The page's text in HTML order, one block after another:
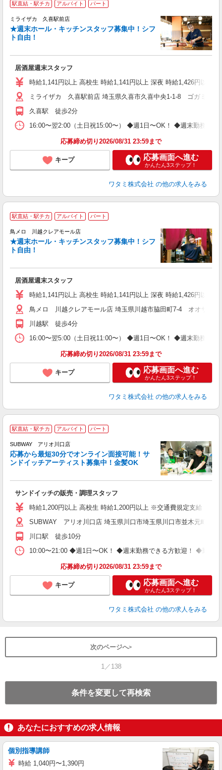
駅直結・駅チカ アルバイト パート
ミライザカ 久喜駅前店
★週末ホール・キッチンスタッフ募集中！シフ
ト自由！
居酒屋週末スタッフ
時給1,141円以上 高校生 時給1,141円以上 深夜 時給1,426円以上
ミライザカ 久喜駅前店 埼玉県久喜市久喜中央1-1-8 ゴガミビル
久喜駅 徒歩2分
16:00〜翌2:00（土日祝15:00〜） ◆週1日〜OK！ ◆週末勤務で
応募締め切り2026/08/31 23:59まで
キープ 応募画面へ進む
かんたん3ステップ！
ワタミ株式会社 の他の求人をみる
駅直結・駅チカ アルバイト パート
鳥メロ 川越クレアモール店
★週末ホール・キッチンスタッフ募集中！シフ
ト自由！
居酒屋週末スタッフ
時給1,141円以上 高校生 時給1,141円以上 深夜 時給1,426円以上
鳥メロ 川越クレアモール店 埼玉県川越市脇田町7-4 オオサワビ
川越駅 徒歩4分
16:00〜翌5:00（土日祝11:00〜） ◆週1日〜OK！ ◆週末勤務で
応募締め切り2026/08/31 23:59まで
キープ 応募画面へ進む
かんたん3ステップ！
ワタミ株式会社 の他の求人をみる
駅直結・駅チカ アルバイト パート
SUBWAY アリオ川口店
応募から最短30分でオンライン面接可能！サ
ンドイッチアーティスト募集中！金髪OK
サンドイッチの販売・調理スタッフ
時給1,200円以上 高校生 時給1,200円以上 ※交通費規定支給
SUBWAY アリオ川口店 埼玉県川口市埼玉県川口市並木元町1-
川口駅 徒歩10分
10:00〜21:00 ◆週1日〜OK！ ◆週末勤務できる方歓迎！ ◆勤務
応募締め切り2026/08/31 23:59まで
キープ 応募画面へ進む
かんたん3ステップ！
ワタミ株式会社 の他の求人をみる
次のページへ
1／138
条件を変更して再検索
あなたにおすすめの求人情報
個別指導講師
時給 1,040円〜1,390円